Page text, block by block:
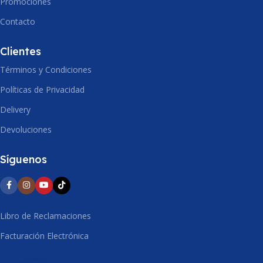
ALTO
Contacto
Clientes
Términos y Condiciones
Políticas de Privacidad
Delivery
Devoluciones
Síguenos
Libro de Reclamaciones
Facturación Electrónica